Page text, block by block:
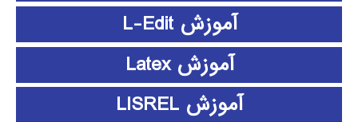
آموزش L-Edit
آموزش Latex
آموزش LISREL